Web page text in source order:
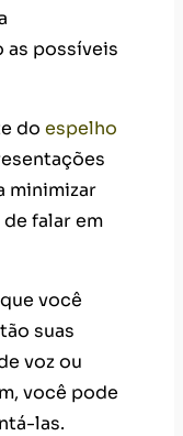
as possíveis
do espelho
minimizar
falar em
você
suas
voz ou
você pode
las.